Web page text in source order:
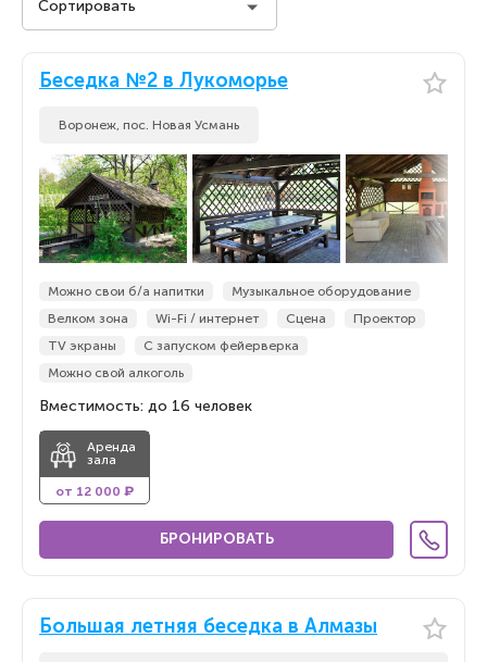
Сортировать
Стоимость на человека
По новизне
По новизне
Беседка №2 в Лукоморье
Воронеж, пос. Новая Усмань
Можно свои б/а напитки
Музыкальное оборудование
Велком зона
Wi-Fi / интернет Сцена
Проектор
TV экраны
С запуском фейерверка
Можно свой алкоголь
Вместимость: до 16 человек
Аренда
зала
от 12 000 ₽
БРОНИРОВАТЬ
Большая летняя беседка в Алмазы